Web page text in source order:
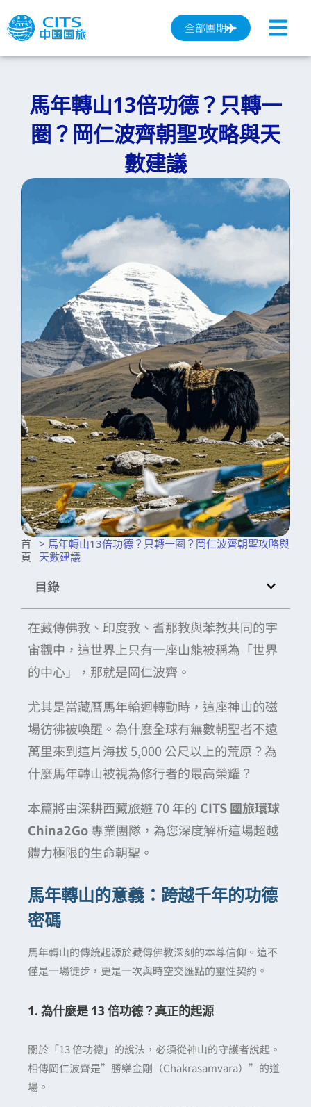
至
全部團期
馬年轉山13倍功德？只轉一
圈？岡仁波齊朝聖攻略與天
數建議
首
頁
> 馬年轉山13倍功德？只轉一圈？岡仁波齊朝聖攻略與
天數建議
目錄
在藏傳佛教、印度教、耆那教與苯教共同的宇
宙觀中，這世界上只有一座山能被稱為「世界
的中心」，那就是岡仁波齊。
尤其是當藏曆馬年輪迴轉動時，這座神山的磁
場彷彿被喚醒。為什麼全球有無數朝聖者不遠
萬里來到這片海拔 5,000 公尺以上的荒原？為
什麼馬年轉山被視為修行者的最高榮耀？
本篇將由深耕西藏旅遊 70 年的 CITS 國旅環球
China2Go專業團隊，為您深度解析這場超越
體力極限的生命朝聖。
馬年轉山的意義：跨越千年的功德
密碼
馬年轉山的傳統起源於藏傳佛教深刻的本尊信仰。這不
僅是一場徒步，更是一次與時空交匯點的靈性契約。
1. 為什麼是 13 倍功德？真正的起源
關於「13 倍功德」的說法，必須從神山的守護者說起。
相傳岡仁波齊是”勝樂金剛（Chakrasamvara）”的道
場。